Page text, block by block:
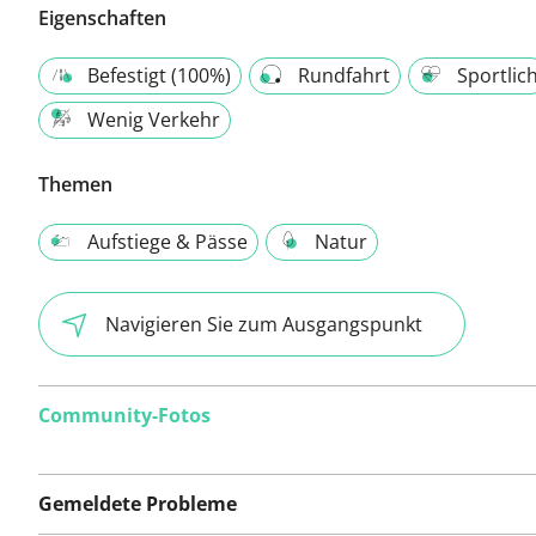
Eigenschaften
Befestigt (100%) Rundfahrt
Wenig Verkehr
Themen
Aufstiege & Pässe Natur
Navigieren Sie zum Ausgangspunkt
Community-Fotos
Gemeldete Probleme